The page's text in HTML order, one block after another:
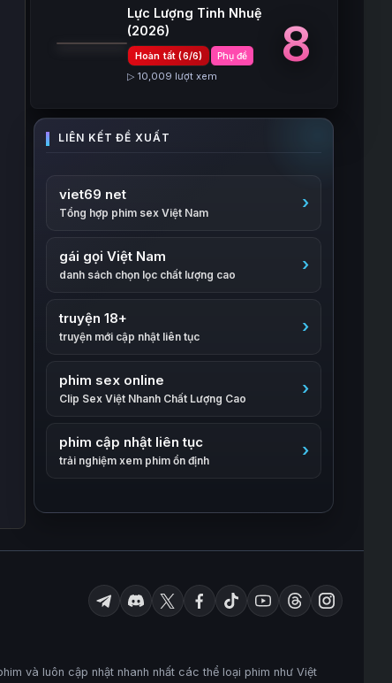
Lực Lượng Tinh Nhuệ
(2026)
Hoàn tất (6/6) Phụ đề
▷ 10,009 lượt xem
8
viet69 net
Tổng hợp phim sex Việt Nam
gái gọi Việt Nam
danh sách chọn lọc chất lượng cao
truyện 18+
truyện mới cập nhật liên tục
phim sex online
Clip Sex Việt Nhanh Chất Lượng Cao
phim cập nhật liên tục
trải nghiệm xem phim ổn định
và luôn cập nhật nhanh nhất các thể loại phim như Việt